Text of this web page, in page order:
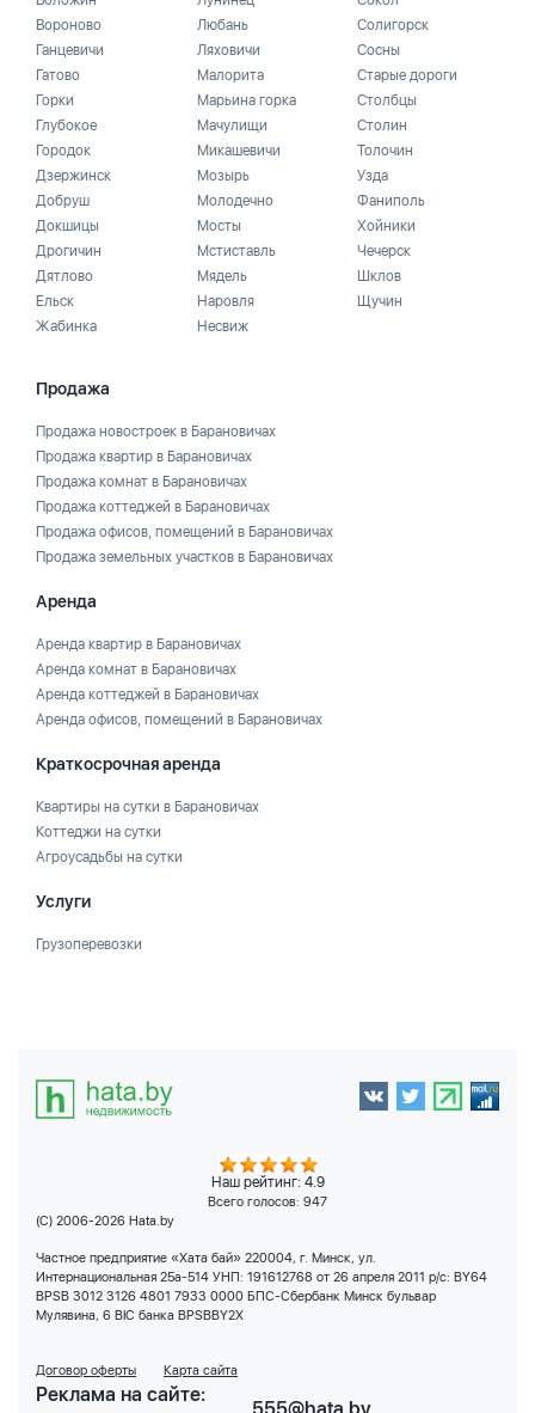
Вороново
Ганцевичи
Гатово
Горки
Глубокое
Городок
Дзержинск
Добруш
Докшицы
Дрогичин
Дятлово
Ельск
Жабинка
Любань
Ляховичи
Малорита
Марьина горка
Мачулищи
Микашевичи
Мозырь
Молодечно
Мосты
Мстиставль
Мядель
Наровля
Несвиж
Солигорск
Сосны
Старые дороги
Столбцы
Столин
Толочин
Узда
Фаниполь
Хойники
Чечерск
Шклов
Щучин
Продажа
Продажа новостроек в Барановичах
Продажа квартир в Барановичах
Продажа комнат в Барановичах
Продажа коттеджей в Барановичах
Продажа офисов, помещений в Барановичах
Продажа земельных участков в Барановичах
Аренда
Аренда квартир в Барановичах
Аренда комнат в Барановичах
Аренда коттеджей в Барановичах
Аренда офисов, помещений в Барановичах
Краткосрочная аренда
Квартиры на сутки в Барановичах
Коттеджи на сутки
Агроусадьбы на сутки
Услуги
Грузоперевозки
Наш рейтинг: 4.9
Всего голосов: 947
(C) 2006-2026 Hata.by
Частное предприятие «Хата бай» 220004, г. Минск, ул.
Интернациональная 25а-514 УНП: 191612768 от 26 апреля 2011 р/с: BY64
BPSB 3012 3126 4801 7933 0000 БПС-Сбербанк Минск бульвар
Мулявина, 6 BIC банка BPSBBY2X
Договор оферты Карта сайта
Реклама на сайте: